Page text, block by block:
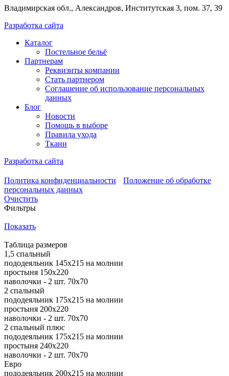
Владимирская обл., Александров, Институтская 3, пом. 37, 39
Разработка сайта
Каталог
Постельное бельё
Партнерам
Реквизиты компании
Стать партнером
Соглашение об использование персональных
данных
Блог
Новости
Помощь в выборе
Правила ухода
Ткани
Разработка сайта
Политика конфиденциальности
Положение об обработке
персональных данных
Очистить
Фильтры
Показать
Таблица размеров
1,5 спальный
пододеяльник 145х215 на молнии
простыня 150х220
наволочки - 2 шт. 70х70
2 спальный
пододеяльник 175х215 на молнии
простыня 200х220
наволочки - 2 шт. 70х70
2 спальный плюс
пододеяльник 175х215 на молнии
простыня 240х220
наволочки - 2 шт. 70х70
Евро
пододеяльник 200х215 на молнии